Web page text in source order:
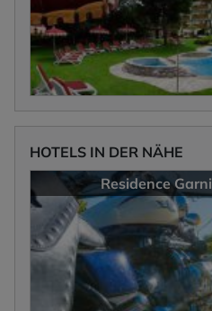
HOTELS IN DER NÄHE
Residence